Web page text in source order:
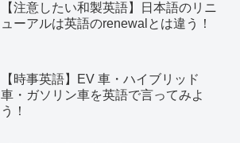
【注意したい和製英語】日本語のリニ
ューアルは英語のrenewalとは違う！
【時事英語】EV 車・ハイブリッド
車・ガソリン車を英語で言ってみよ
う！